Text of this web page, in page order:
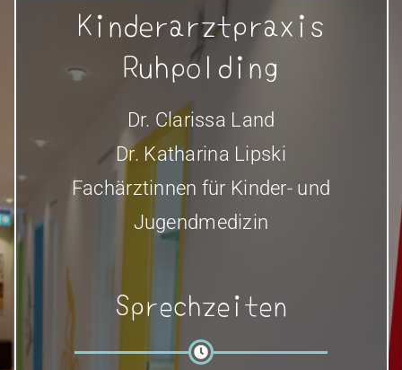
Kinderarzt­praxis
Ruhpolding
Dr. Clarissa Land
Dr. Katharina Lipski
Fachärztinnen für Kinder- und
Jugendmedizin
Sprechzeiten